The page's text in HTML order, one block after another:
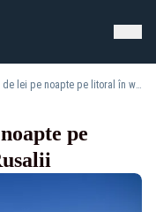
Cazare de la 38 de lei pe noapte pe litoral în weekendul de Rusalii
pe